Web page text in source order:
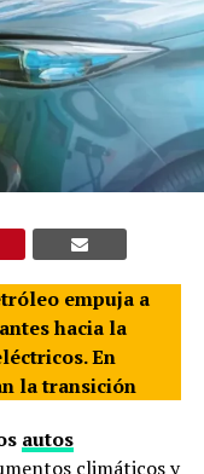
empuja a
hacia la
En
la transición
autos
climáticos y